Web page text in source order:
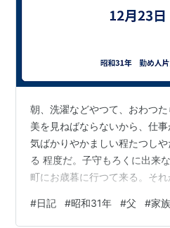
朝、洗濯などやつて、おわつ
美を見ねばならないから、仕
気ばかりやかましい程たつし
る 程度だ。子守もろくに出来
町にお歳暮に行つて来る。そ
んなぼろ家にいつまで住まねば
#日記 #昭和31年 #父 #家族